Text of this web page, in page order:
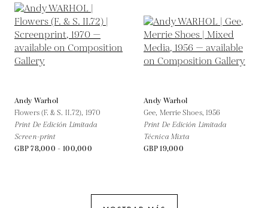
Andy Warhol
Flowers (F. & S. II.72), 1970
Print De Edición Limitada
Screen-print
GBP 78,000 - 100,000
Andy Warhol
Gee, Merrie Shoes, 1956
Print De Edición Limitada
Técnica Mixta
GBP 19,000